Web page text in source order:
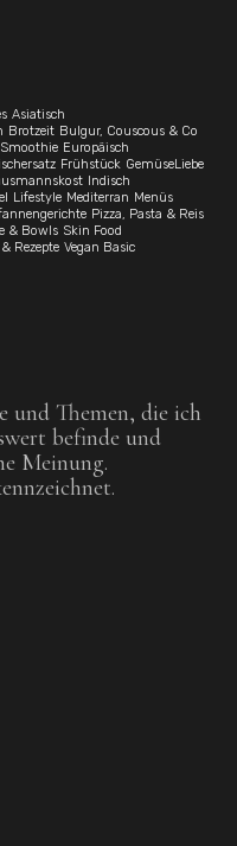
Asiatisch
Brotzeit Bulgur, Couscous & Co
Europäisch
Frühstück GemüseLiebe
Indisch
Lifestyle Mediterran Menüs
Pizza, Pasta & Reis
& Bowls Skin Food
Rezepte Vegan Basic
und Themen, die ich
befinde und
Meinung.